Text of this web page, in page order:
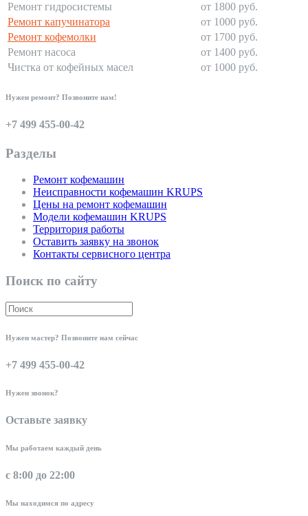
Ремонт гидросистемы
от 1800 руб.
Ремонт капучинатора
от 1000 руб.
Ремонт кофемолки
от 1700 руб.
Ремонт насоса
от 1400 руб.
Чистка от кофейных масел
от 1000 руб.
Нужен ремонт? Позвоните нам!
+7 499 455-00-42
Разделы
Ремонт кофемашин
Неисправности кофемашин KRUPS
Цены на ремонт кофемашин
Модели кофемашин KRUPS
Территория работы
Оставить заявку на звонок
Контакты сервисного центра
Поиск по сайту
Нужен мастер? Позвоните нам сейчас
+7 499 455-00-42
Нужен звонок?
Оставьте заявку
Мы работаем каждый день
с 8:00 до 22:00
Мы находимся по адресу